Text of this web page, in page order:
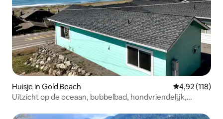
Huisje in Gold Beach Gemiddelde
4,92 (118)
Uitzicht op de oceaan, bubbelbad, hondvriendelijk,